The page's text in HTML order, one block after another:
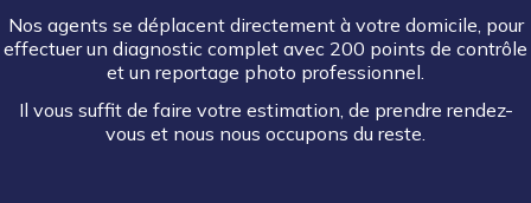
Nos agents se déplacent directement à votre domicile, pour
effectuer un diagnostic complet avec 200 points de contrôle
et un reportage photo professionnel.
Il vous suffit de faire votre estimation, de prendre rendez-
vous et nous nous occupons du reste.